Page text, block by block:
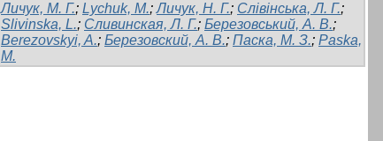
Личук, М. Г.; Lychuk, M.;Личук, Н. Г.; Слівінська, Л. Г.;
Slivinska, L.; Сливинская, Л. Г.; Березовський, А. В.;
Bеrezovskyi, A.; Березовский, А. В.; Паска, М. З.; Paska,
M.